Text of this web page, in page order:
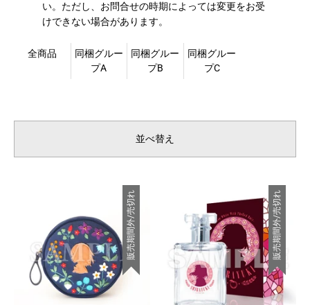
い。ただし、お問合せの時期によっては変更をお受
けできない場合があります。
全商品
同梱グルー
プA
同梱グルー
プB
同梱グルー
プC
並べ替え
販売期間外/売切れ 販売期間外/売切れ